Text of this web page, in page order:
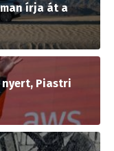
írja át a
nyert, Piastri